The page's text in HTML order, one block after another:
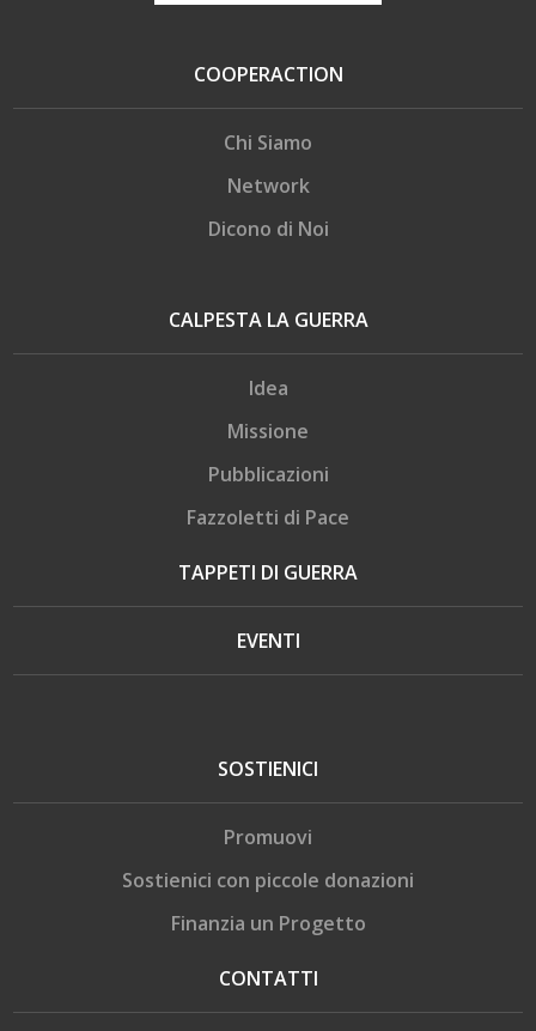
COOPERACTION
Chi Siamo
Network
Dicono di Noi
CALPESTA LA GUERRA
Idea
Missione
Pubblicazioni
Fazzoletti di Pace
TAPPETI DI GUERRA
EVENTI
SOSTIENICI
Promuovi
Sostienici con piccole donazioni
Finanzia un Progetto
CONTATTI